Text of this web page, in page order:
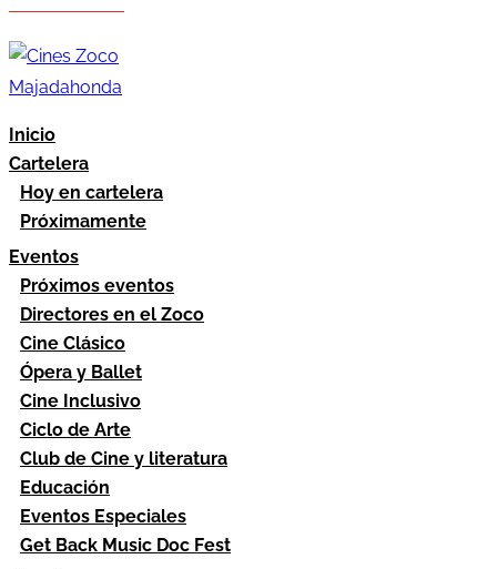
Inicio
Cartelera
Hoy en cartelera
Próximamente
Eventos
Próximos eventos
Directores en el Zoco
Cine Clásico
Ópera y Ballet
Cine Inclusivo
Ciclo de Arte
Club de Cine y literatura
Educación
Eventos Especiales
Get Back Music Doc Fest